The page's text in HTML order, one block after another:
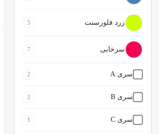
بیول
پریم
زرد فلورسنت 5
سرخابی 7
سری A 2
سری B 2
سری C 1